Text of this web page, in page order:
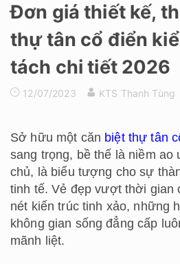
Đơn giá thiết kế,
thự tân cổ điển
tách chi tiết 2026
12/07/2023 KTS Thanh Tùng
Sở hữu một căn biệt thự tân
sang trọng, bề thế là niềm ao
chủ, là biểu tượng cho sự
tinh tế. Vẻ đẹp vượt thời gian
nét kiến trúc tinh xảo, những
không gian sống đẳng cấp
mãnh liệt.